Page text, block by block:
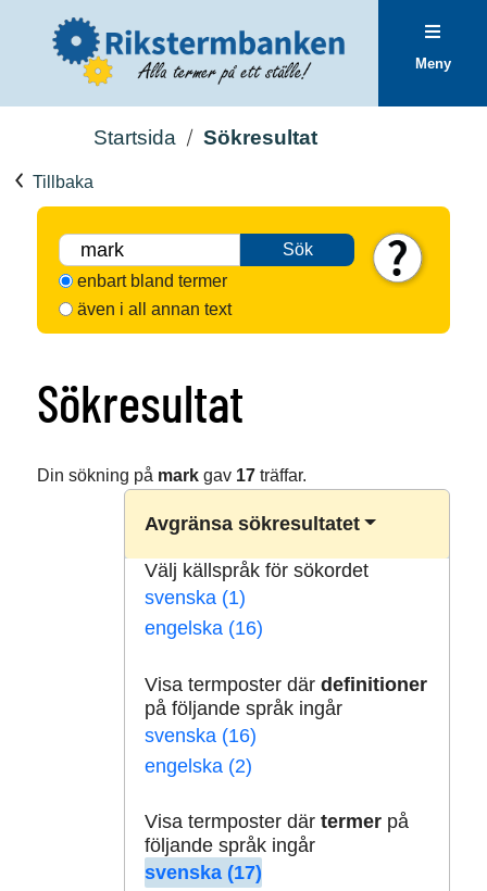
Meny
Startsida Sökresultat
Tillbaka
Sök
enbart bland termer
även i all annan text
Sökresultat
Din sökning på markgav 17träffar.
Avgränsa sökresultatet
Välj källspråk för sökordet
svenska (1)
engelska (16)
Visa termposter där definitioner
på följande språk ingår
svenska (16)
engelska (2)
Visa termposter där termerpå
följande språk ingår
svenska (17)